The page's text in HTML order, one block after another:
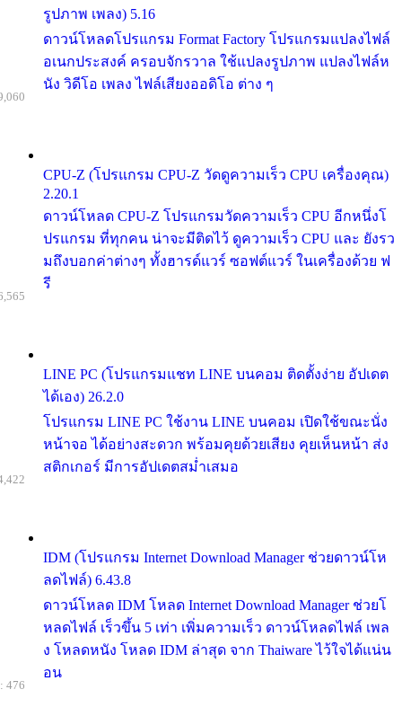
รูปภาพ เพลง) 5.16
ดาวน์โหลดโปรแกรม Format Factory โปรแกรมแปลงไฟล์
อเนกประสงค์ ครอบจักรวาล ใช้แปลงรูปภาพ แปลงไฟล์ห
นัง วิดีโอ เพลง ไฟล์เสียงออดิโอ ต่าง ๆ
CPU-Z (โปรแกรม CPU-Z วัดดูความเร็ว CPU เครื่องคุณ)
2.20.1
ดาวน์โหลด CPU-Z โปรแกรมวัดความเร็ว CPU อีกหนึ่งโ
ปรแกรม ที่ทุกคน น่าจะมีติดไว้ ดูความเร็ว CPU และ ยังรว
มถึงบอกค่าต่างๆ ทั้งฮารด์แวร์ ซอฟต์แวร์ ในเครื่องด้วย ฟ
รี
LINE PC (โปรแกรมแชท LINE บนคอม ติดตั้งง่าย อัปเดต
ได้เอง) 26.2.0
โปรแกรม LINE PC ใช้งาน LINE บนคอม เปิดใช้ขณะนั่ง
หน้าจอ ได้อย่างสะดวก พร้อมคุยด้วยเสียง คุยเห็นหน้า ส่ง
สติกเกอร์ มีการอัปเดตสม่ำเสมอ
IDM (โปรแกรม Internet Download Manager ช่วยดาวน์โห
ลดไฟล์) 6.43.8
ดาวน์โหลด IDM โหลด Internet Download Manager ช่วยโ
หลดไฟล์ เร็วขึ้น 5 เท่า เพิ่มความเร็ว ดาวน์โหลดไฟล์ เพล
ง โหลดหนัง โหลด IDM ล่าสุด จาก Thaiware ไว้ใจได้แน่น
อน
476